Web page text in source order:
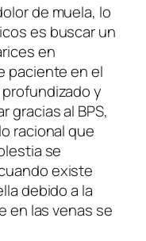
de muela, lo
es buscar un
en
paciente en el
y
gracias al BPS,
racional que
se
existe
debido a la
en las venas se